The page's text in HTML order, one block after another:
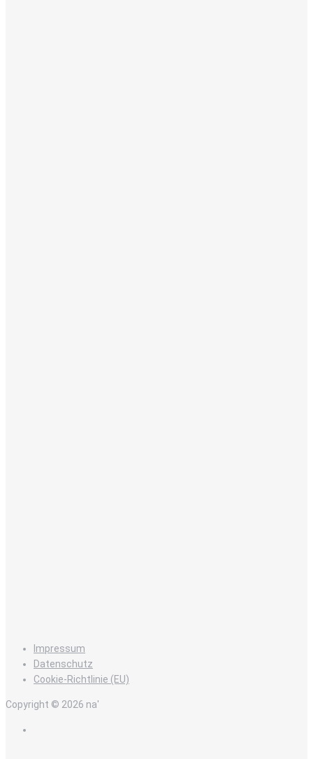
Impressum
Datenschutz
Cookie-Richtlinie (EU)
Copyright © 2026 na'